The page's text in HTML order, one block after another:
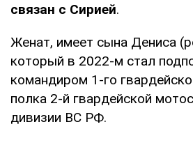
связан с Сирией.
Женат, имеет сына Дениса
который в 2022-м стал
командиром 1-го
полка 2-й гвардейской
дивизии ВС РФ.